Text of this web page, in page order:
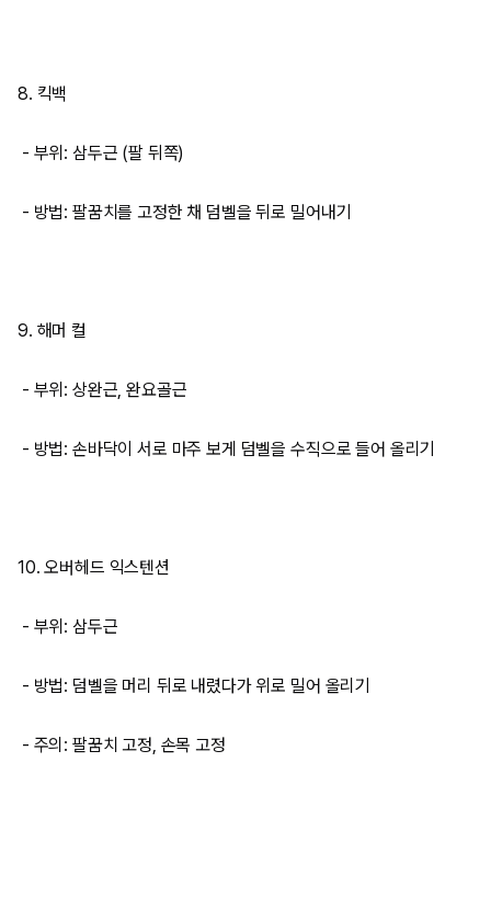
8. 킥백
- 부위: 삼두근 (팔 뒤쪽)
- 방법: 팔꿈치를 고정한 채 덤벨을 뒤로 밀어내기
9. 해머 컬
- 부위: 상완근, 완요골근
- 방법: 손바닥이 서로 마주 보게 덤벨을 수직으로 들어 올리기
10. 오버헤드 익스텐션
- 부위: 삼두근
- 방법: 덤벨을 머리 뒤로 내렸다가 위로 밀어 올리기
- 주의: 팔꿈치 고정, 손목 고정